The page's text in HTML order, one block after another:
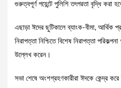
গুরুত্বপূর্ণ পয়েন্টে পুলিশি তৎপরতা বৃদ্ধি করা
এছাড়া ঈদের ছুটিকালে ব্যাংক-বীমা, আর্থিক
নিরাপত্তা নিশ্চিতে বিশেষ নিরাপত্তা
উল্লেখ করেন।
সভা শেষে অংশগ্রহণকারীরা ঈদকে কেন্দ্র করে